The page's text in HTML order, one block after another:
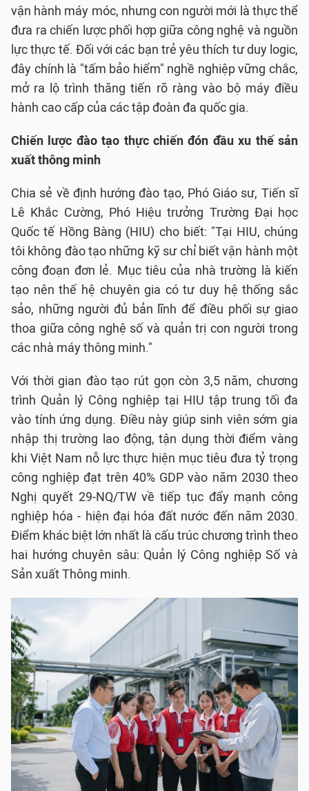
vận hành máy móc, nhưng con người mới là thực thể
đưa ra chiến lược phối hợp giữa công nghệ và nguồn
lực thực tế. Đối với các bạn trẻ yêu thích tư duy logic,
đây chính là "tấm bảo hiểm" nghề nghiệp vững chắc,
mở ra lộ trình thăng tiến rõ ràng vào bộ máy điều
hành cao cấp của các tập đoàn đa quốc gia.
Chiến lược đào tạo thực chiến đón đầu xu thế sản
xuất thông minh
Chia sẻ về định hướng đào tạo, Phó Giáo sư, Tiến sĩ
Lê Khắc Cường, Phó Hiệu trưởng Trường Đại học
Quốc tế Hồng Bàng (HIU) cho biết: "Tại HIU, chúng
tôi không đào tạo những kỹ sư chỉ biết vận hành một
công đoạn đơn lẻ. Mục tiêu của nhà trường là kiến
tạo nên thế hệ chuyên gia có tư duy hệ thống sắc
sảo, những người đủ bản lĩnh để điều phối sự giao
thoa giữa công nghệ số và quản trị con người trong
các nhà máy thông minh."
Với thời gian đào tạo rút gọn còn 3,5 năm, chương
trình Quản lý Công nghiệp tại HIU tập trung tối đa
vào tính ứng dụng. Điều này giúp sinh viên sớm gia
nhập thị trường lao động, tận dụng thời điểm vàng
khi Việt Nam nỗ lực thực hiện mục tiêu đưa tỷ trọng
công nghiệp đạt trên 40% GDP vào năm 2030 theo
Nghị quyết 29-NQ/TW về tiếp tục đẩy mạnh công
nghiệp hóa - hiện đại hóa đất nước đến năm 2030.
Điểm khác biệt lớn nhất là cấu trúc chương trình theo
hai hướng chuyên sâu: Quản lý Công nghiệp Số và
Sản xuất Thông minh.